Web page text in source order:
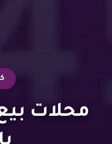
محلات